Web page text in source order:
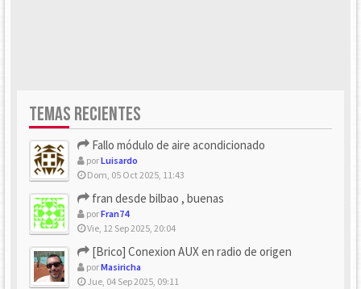
TEMAS RECIENTES
Fallo módulo de aire acondicionado
porLuisardo
Dom, 05 Oct 2025, 11:43
fran desde bilbao , buenas
porFran74
Vie, 12 Sep 2025, 20:04
[Brico] Conexion AUX en radio de origen
porMasiricha
Jue, 04 Sep 2025, 09:11